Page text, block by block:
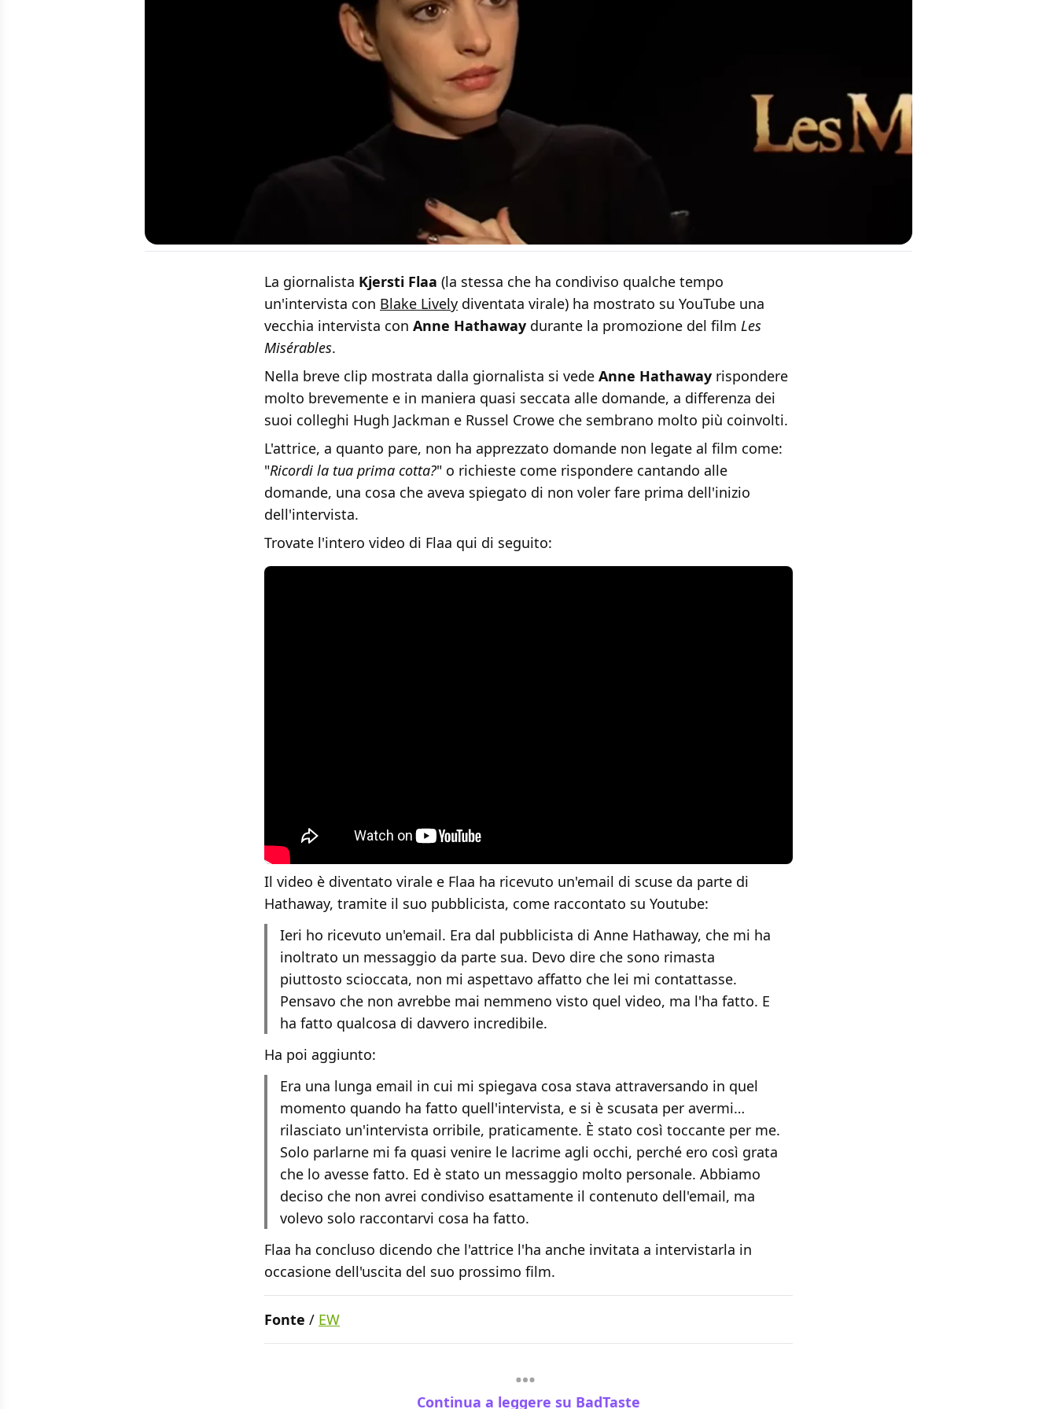
La giornalista Kjersti Flaa (la stessa che ha condiviso qualche tempo
un'intervista con Blake Lively diventata virale) ha mostrato su YouTube una
vecchia intervista con Anne Hathaway durante la promozione del film Les
Misérables.
Nella breve clip mostrata dalla giornalista si vede Anne Hathaway rispondere
molto brevemente e in maniera quasi seccata alle domande, a differenza dei
suoi colleghi Hugh Jackman e Russel Crowe che sembrano molto più coinvolti.
L'attrice, a quanto pare, non ha apprezzato domande non legate al film come:
"Ricordi la tua prima cotta?" o richieste come rispondere cantando alle
domande, una cosa che aveva spiegato di non voler fare prima dell'inizio
dell'intervista.
Trovate l'intero video di Flaa qui di seguito:
Il video è diventato virale e Flaa ha ricevuto un'email di scuse da parte di
Hathaway, tramite il suo pubblicista, come raccontato su Youtube:
Ieri ho ricevuto un'email. Era dal pubblicista di Anne Hathaway, che mi ha
inoltrato un messaggio da parte sua. Devo dire che sono rimasta
piuttosto scioccata, non mi aspettavo affatto che lei mi contattasse.
Pensavo che non avrebbe mai nemmeno visto quel video, ma l'ha fatto. E
ha fatto qualcosa di davvero incredibile.
Ha poi aggiunto:
Era una lunga email in cui mi spiegava cosa stava attraversando in quel
momento quando ha fatto quell'intervista, e si è scusata per avermi…
rilasciato un'intervista orribile, praticamente. È stato così toccante per me.
Solo parlarne mi fa quasi venire le lacrime agli occhi, perché ero così grata
che lo avesse fatto. Ed è stato un messaggio molto personale. Abbiamo
deciso che non avrei condiviso esattamente il contenuto dell'email, ma
volevo solo raccontarvi cosa ha fatto.
Flaa ha concluso dicendo che l'attrice l'ha anche invitata a intervistarla in
occasione dell'uscita del suo prossimo film.
Fonte / EW
Continua a leggere su BadTaste